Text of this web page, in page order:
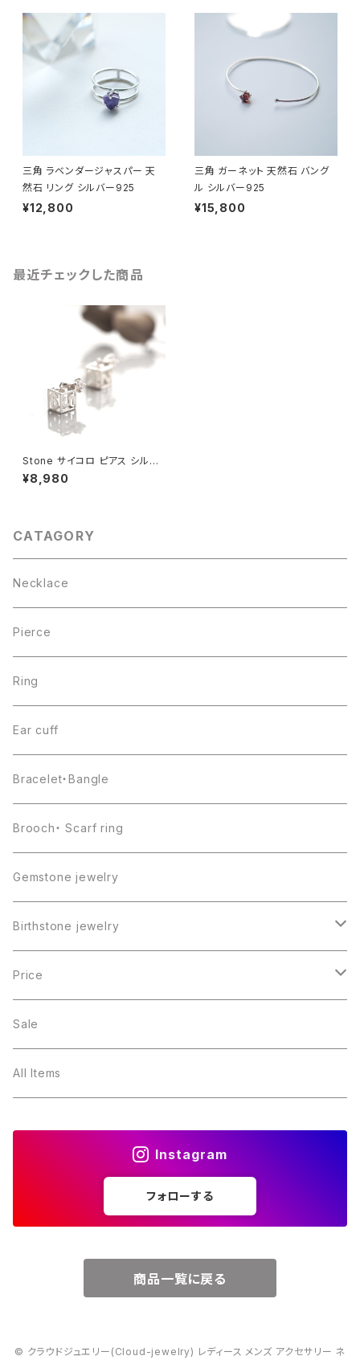
三角 ラベンダージャスパー 天
然石 リング シルバー925
¥12,800
三角 ガーネット 天然石 バング
ル シルバー925
¥15,800
最近チェックした商品
Stone サイコロ ピアス シルバ
ー925
¥8,980
CATAGORY
Necklace
Pierce
Ring
Ear cuff
Bracelet・Bangle
Brooch・ Scarf ring
Gemstone jewelry
Birthstone jewelry
１月・ガーネット
２月・アメジスト
３月・アクアマリン
Price
～5000円
～10000円
Sale
All Items
Instagram
フォローする
商品一覧に戻る
© クラウドジュエリー(Cloud-jewelry) レディース メンズ アクセサリー ネ